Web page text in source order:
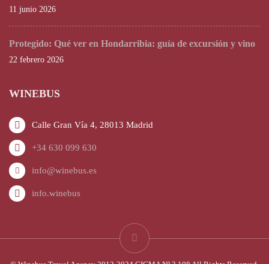
11 junio 2026
Protegido: Qué ver en Hondarribia: guía de excursión y vino
22 febrero 2026
WINEBUS
Calle Gran Vía 4, 28013 Madrid
+34 630 099 630
info@winebus.es
info.winebus